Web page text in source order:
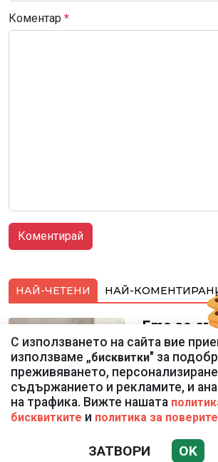
Коментар *
НАЙ-ЧЕТЕНИ НАЙ-
Ето го
външна
Николай
С използването на сайта вие
използваме „бисквитки" за
преживяването,
съдържанието и рекламите, и
на трафика. Вижте нашата
бисквитките и политика за
ЗАТВОРИ OK